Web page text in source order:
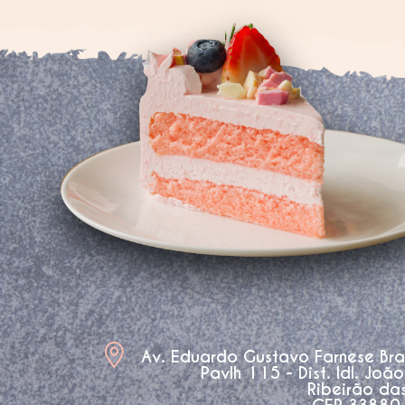
Av. Eduardo Gustavo Farnese
Pavlh 115 - Dist. Idl.
Ribeirão